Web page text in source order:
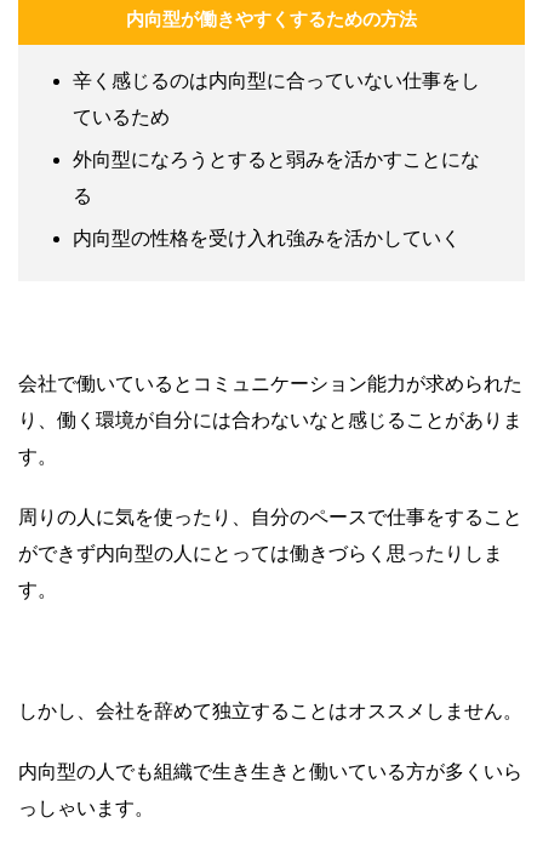
内向型が働きやすくするための方法
辛く感じるのは内向型に合っていない仕事をし
ているため
外向型になろうとすると弱みを活かすことにな
る
内向型の性格を受け入れ強みを活かしていく
会社で働いているとコミュニケーション能力が求められた
り、働く環境が自分には合わないなと感じることがありま
す。
周りの人に気を使ったり、自分のペースで仕事をすること
ができず内向型の人にとっては働きづらく思ったりしま
す。
しかし、会社を辞めて独立することはオススメしません。
内向型の人でも組織で生き生きと働いている方が多くいら
っしゃいます。